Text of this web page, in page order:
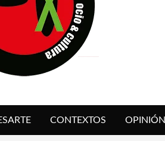
[BITÁCORA 3.0] EN EXVITA
EXVITA [RELATIVA SENCILLEZ]
A SERRAT
CONTEXTOS OPINIÓN